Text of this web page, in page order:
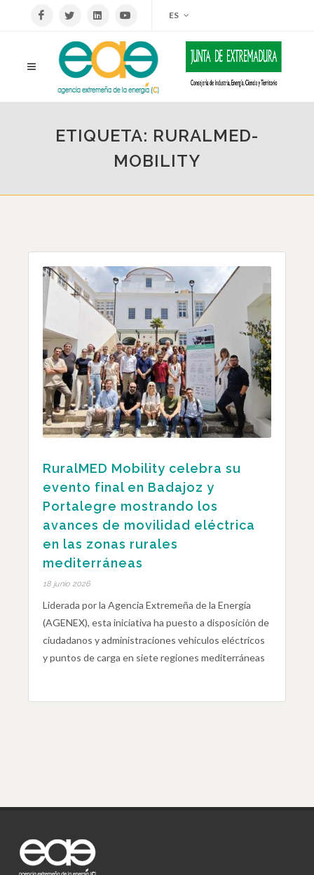
ES
ETIQUETA: RURALMED-
MOBILITY
RuralMED Mobility celebra su
evento final en Badajoz y
Portalegre mostrando los
avances de movilidad eléctrica
en las zonas rurales
mediterráneas
18 junio 2026
Liderada por la Agencia Extremeña de la Energía
(AGENEX), esta iniciativa ha puesto a disposición de
ciudadanos y administraciones vehículos eléctricos
y puntos de carga en siete regiones mediterráneas